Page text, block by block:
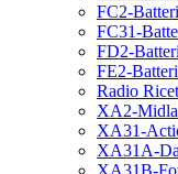
FC2-
FC31-
FD2-
FE2-
Radio
XA2-
XA31-
XA31A-
XA31B-